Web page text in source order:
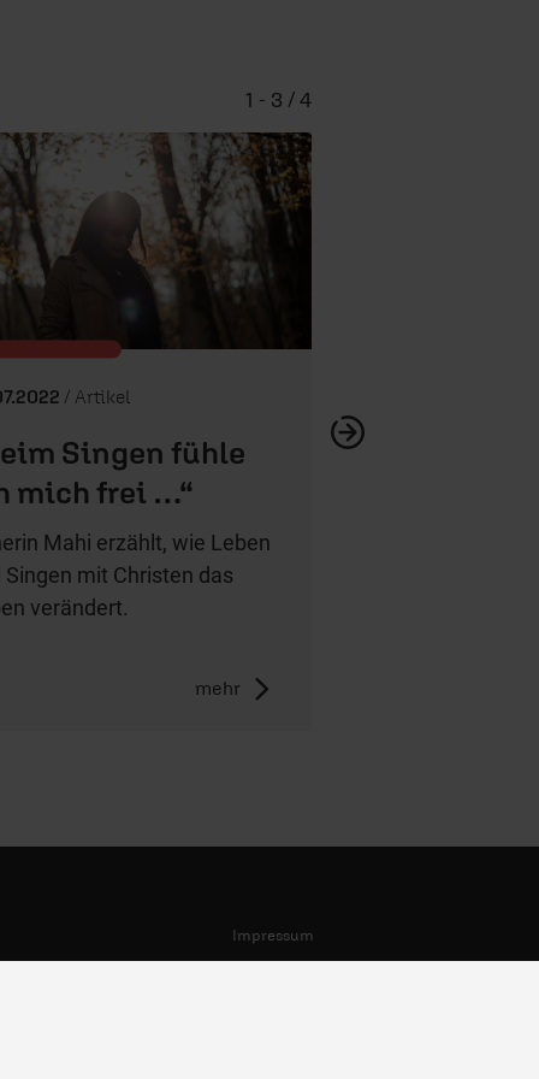
/ Artikel
Singen fühle
mich frei …“
Mahi erzählt, wie Leben
Singen mit Christen das
verändert.
mehr
1 - 3 / 4
Impressum